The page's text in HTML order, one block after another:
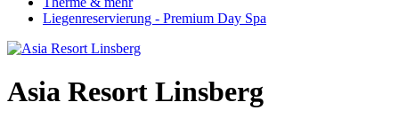
Liegenreservierung - Premium Day Spa
Asia Resort Linsberg